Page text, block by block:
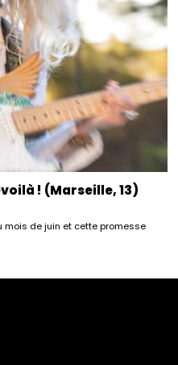
! (Marseille, 13)
mois de juin et cette promesse